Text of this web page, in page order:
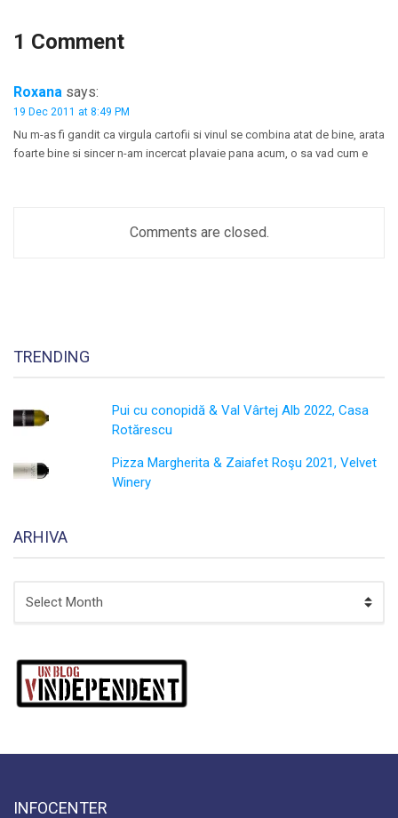
1 Comment
Roxana says:
19 Dec 2011 at 8:49 PM
Nu m-as fi gandit ca virgula cartofii si vinul se combina atat de bine, arata
foarte bine si sincer n-am incercat plavaie pana acum, o sa vad cum e
Comments are closed.
TRENDING
Pui cu conopidă & Val Vârtej Alb 2022, Casa
Rotărescu
Pizza Margherita & Zaiafet Roşu 2021, Velvet
Winery
ARHIVA
INFOCENTER